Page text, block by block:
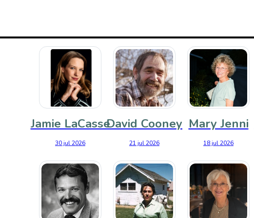
Jamie LaCasse
30 jul 2026
David Cooney
21 jul 2026
Mary Jenni
18 jul 2026